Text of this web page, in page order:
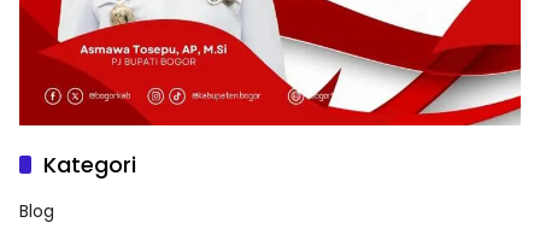
Kategori
Blog